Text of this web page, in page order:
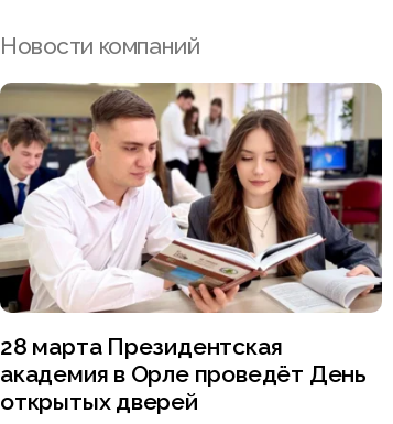
Новости компаний
28 марта Президентская
академия в Орле проведёт День
открытых дверей